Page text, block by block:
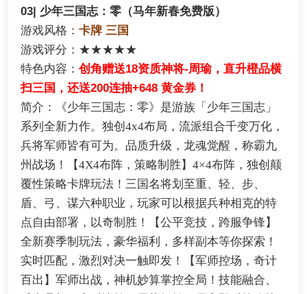
03| 少年三国志：零（马年新春免费版）
游戏风格： 卡牌 三国
游戏评分：★★★★★
特色内容： 创角赠送18资质神将-周瑜，直升橙品横
扫三国，还送200连抽+648 黄金券！
简介：《少年三国志：零》是游族「少年三国志」
系列全新力作。独创4x4布局，流派组合千变万化，
兵将军师皆有可为。品质升级，龙魂觉醒，称霸九
州战场！【4X4布阵，策略制胜】4×4布阵，独创颠
覆性策略卡牌玩法！三国名将划至重、轻、步、
盾、弓、谋六种职业，玩家可以根据兵种相克的特
点自由部署，以奇制胜！【公平竞技，跨服争锋】
全新赛季制玩法，豪华福利，多样副本等你探索！
实时匹配，激烈对决一触即发！【军师控场，奇计
百出】军师出战，神机妙算掌控全局！技能融合、